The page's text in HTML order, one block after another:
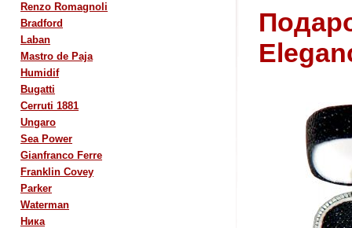
Renzo Romagnoli
Bradford
Laban
Mastro de Paja
Humidif
Bugatti
Cerruti 1881
Ungaro
Sea Power
Gianfranco Ferre
Franklin Covey
Parker
Waterman
Ника